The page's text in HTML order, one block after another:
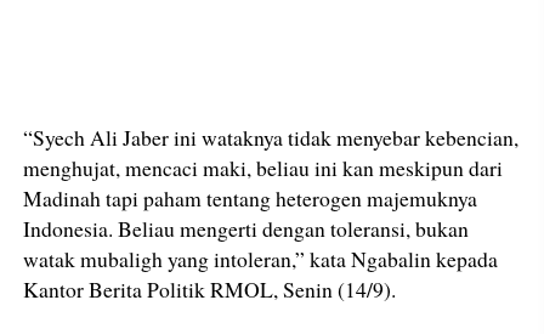
“Syech Ali Jaber ini wataknya tidak menyebar kebencian,
menghujat, mencaci maki, beliau ini kan meskipun dari
Madinah tapi paham tentang heterogen majemuknya
Indonesia. Beliau mengerti dengan toleransi, bukan
watak mubaligh yang intoleran,” kata Ngabalin kepada
Kantor Berita Politik RMOL, Senin (14/9).